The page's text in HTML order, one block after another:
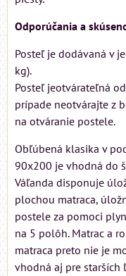
Odporúčania a
Posteľ je dodávaná v
kg).
Posteľ jeotvárateľná
prípade neotvárajte z
na otváranie postele.
Obľúbená klasika v
90x200 je vhodná do
Váľanda disponuje
plochou matraca,
postele za pomoci
na 5 polôh. Matrac a
matraca preto nie je
vhodná aj pre starších